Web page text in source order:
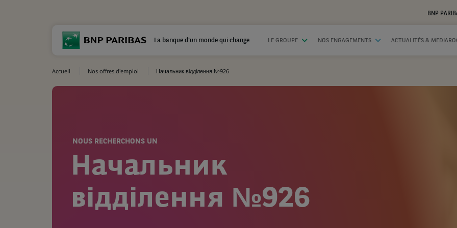
BNP
La banque d'un monde qui change LE GROUPE NOS ENGAGEMENTS ACTUALITÉS &
Accueil Nos offres d'emploi Начальник відділення №926
NOUS RECHERCHONS UN
Начальник
відділення №926